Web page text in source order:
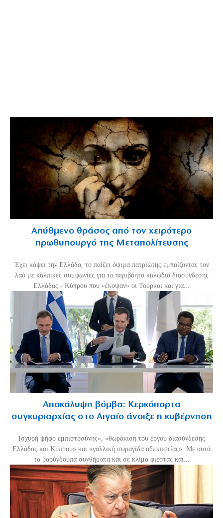
Απύθμενο θράσος από τον χειρότερο
πρωθυπουργό της Μεταπολίτευσης
Έχει κάψει την Ελλάδα, το παίζει όψιμα πατριώτης εμπαίζοντας τον
λαό με κάλπικες συμφωνίες για το περιβόητο καλώδιο διασύνδεσης
Ελλάδας - Κύπρου που «έκοψαν» οι Τούρκοι και για...
Αποκάλυψη βόμβα: Κερκόπορτα
συγκυριαρχίας στο Αιγαίο άνοιξε η κυβέρνηση
Ισχυρή ψήφο εμπιστοσύνης», «θωράκιση του έργου διασύνδεσης
Ελλάδας και Κύπρου» και «γαλλική σφραγίδα αξιοπιστίας». Με αυτά
τα βαρύγδουπα συνθήματα και σε κλίμα φιέστας και...